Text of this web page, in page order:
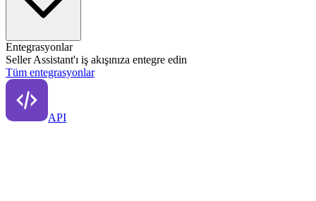
Entegrasyonlar
Seller Assistant'ı iş akışınıza entegre edin
Tüm entegrasyonlar
API